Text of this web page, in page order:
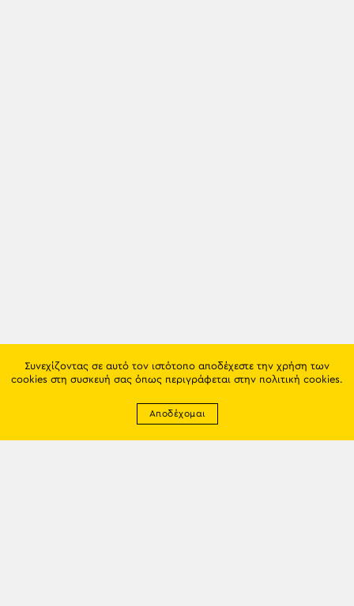
Συνεχίζοντας σε αυτό τον ιστότοπο αποδέχεστε την χρήση των
cookies στη συσκευή σας όπως περιγράφεται στην πολιτική cookies.
Αποδέχομαι